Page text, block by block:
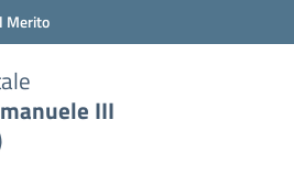
Merito
III